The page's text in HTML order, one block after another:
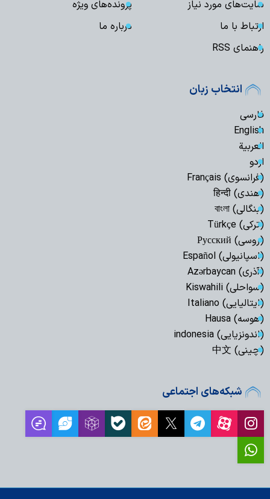
سایت‌های مورد نیاز
پرونده‌های ویژه
ارتباط با ما
درباره ما
راهنمای RSS
انتخاب زبان
فارسی
English
العربیة
اردو
(فرانسوی) Français
(هندی) हिन्दी
(بنگالی) বাংলা
(ترکی) Türkçe
(روسی) Русский
(اسپانیولی) Español
(آذری) Azərbaycan
(سواحلی) Kiswahili
(ایتالیایی) Italiano
(هوسه) Hausa
(اندونزیایی) indonesia
(چینی) 中文
شبکه‌های اجتماعی